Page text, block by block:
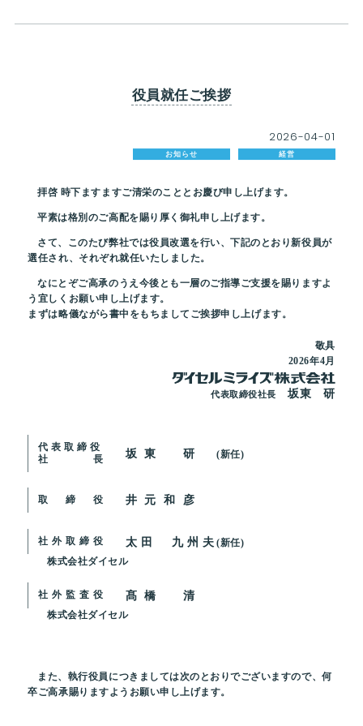
役員就任ご挨拶
2026-04-01
お知らせ 経営
拝啓 時下ますますご清栄のこととお慶び申し上げます。
平素は格別のご高配を賜り厚く御礼申し上げます。
さて、このたび弊社では役員改選を行い、下記のとおり新役員が
選任され、それぞれ就任いたしました。
なにとぞご高承のうえ今後とも一層のご指導ご支援を賜りますよ
う宜しくお願い申し上げます。
まずは略儀ながら書中をもちましてご挨拶申し上げます。
敬具
2026年4月
代表取締役社長 坂東 研
代表取締役
社長
坂東 研 (新任)
取締役 井元和彦
社外取締役 太田 九州夫 (新任)
株式会社ダイセル
社外監査役 髙橋 清
株式会社ダイセル
また、執行役員につきましては次のとおりでございますので、何
卒ご高承賜りますよう お願い申し上げます。